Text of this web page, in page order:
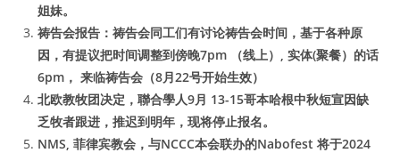
姐妹。
祷告会报告：祷告会同工们有讨论祷告会时间，基于各种原
因，有提议把时间调整到傍晚7pm （线上）, 实体(聚餐）的话
6pm， 来临祷告会（8月22号开始生效）
北欧教牧团决定，聯合學人9月 13-15哥本哈根中秋短宣因缺
乏牧者跟进，推迟到明年，现将停止报名。
NMS, 菲律宾教会，与NCCC本会联办的Nabofest 将于2024